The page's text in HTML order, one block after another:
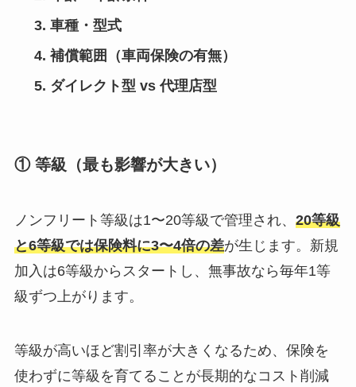
車種・型式
補償範囲（車両保険の有無）
ダイレクト型 vs 代理店型
① 等級（最も影響が大きい）
ノンフリート等級は1〜20等級で管理され、 20等級
と6等級では保険料に3〜4倍の差が生じます。新規
加入は6等級からスタートし、無事故なら毎年1等
級ずつ上がります。
等級が高いほど割引率が大きくなるため、保険を
使わずに等級を育てることが長期的なコスト削減